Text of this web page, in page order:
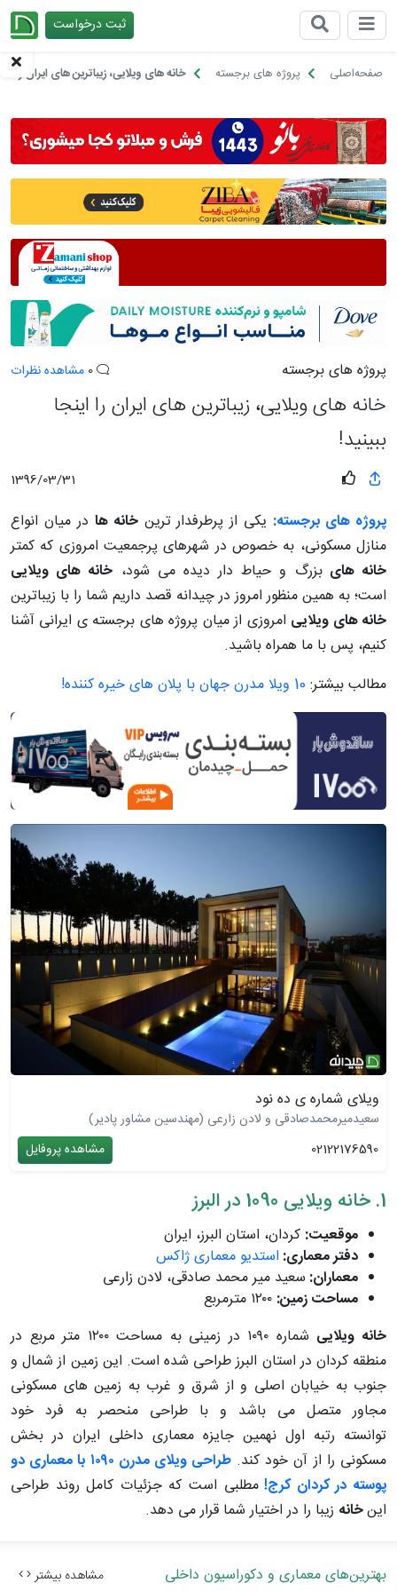
ثبت درخواست
صفحه‌اصلی پروژه های برجسته خانه های ویلایی، زیباترین های ایران را
پروژه های برجسته مشاهده نظرات
خانه های ویلایی، زیباترین های ایران را اینجا
ببینید!
1396/03/31
پروژه های برجسته: یکی از پرطرفدار ترینخانه ها در میان انواع
منازل مسکونی، به خصوص در شهرهای پرجمعیت امروزی که کمتر
خانه هایبزرگ و حیاط دار دیده می شود، خانه های ویلایی
است؛ به همین منظور امروز در چیدانه قصد داریم شما را با زیباترین
خانه های ویلایی امروزی از میان پروژه های برجسته ی ایرانی آشنا
کنیم، پس با ما همراه باشید.
مطالب بیشتر:
ویلای شماره ی ده نود
سعیدمیرمحمدصادقی و لادن زارعی (مهندسین مشاور پادیر)
02122176590
مشاهده پروفایل
1. خانه ویلایی 1090 در البرز
موقعیت: کردان، استان البرز، ایران
دفتر معماری: استدیو معماری ژاکس
معماران: سعید میر محمد صادقی، لادن زارعی
مساحت زمین:
خانه ویلایی
شماره ۱۰۹۰ در زمینی به مساحت ۱۲۰۰ متر مربع در
منطقه کردان در استان البرز طراحی شده است. این زمین از شمال و
جنوب به خیابان اصلی و از شرق و غرب به زمین های مسکونی
مجاور متصل می باشد و با طراحی منحصر به فرد خود
توانسته رتبه اول نهمین جایزه معماری داخلی ایران در بخش
مسکونی را از آن خود کند.
طراحی ویلای مدرن ۱۰۹۰ با معماری دو
پوسته در کردان کرج! مطلبی است که جزئیات کامل روند طراحی
اینخانه زیبا را در اختیار شما قرار می دهد.
بهترین‌های معماری و دکوراسیون داخلی مشاهده بیشتر